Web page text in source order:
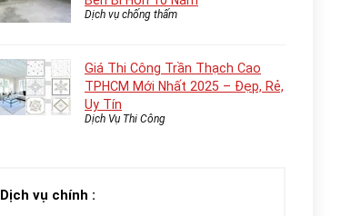
Dịch vụ chống thấm
Giá Thi Công Trần Thạch Cao
TPHCM Mới Nhất 2025 – Đẹp, Rẻ,
Uy Tín
Dịch Vụ Thi Công
Dịch vụ chính :